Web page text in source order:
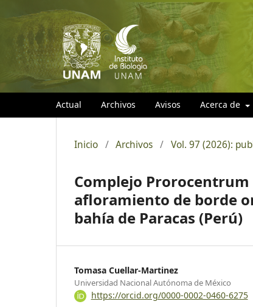
Actual Archivos Avisos Acerca de
Inicio / Archivos / Vol. 97 (2026):
Complejo
afloramiento de borde
bahía de Paracas (Perú)
Tomasa Cuellar-Martinez
Universidad Nacional Autónoma de México
https://orcid.org/0000-0002-0460-6275